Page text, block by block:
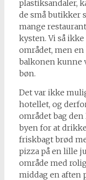
plastiksandaler,
de små butikker
mange
kysten. Vi så
området, men
balkonen kunne
bøn.
Det var ikke
hotellet, og
området bag
byen for at
friskbagt brød
pizza på en lille
område med
middag en aften